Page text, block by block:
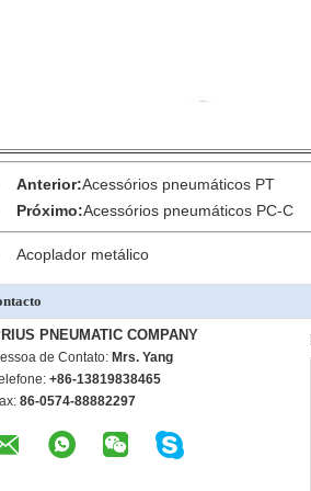
Anterior:Acessórios pneumáticos PT
Próximo:Acessórios pneumáticos PC-C
Acoplador metálico
PNEUMATIC COMPANY
de Contato: Mrs. Yang
+86-13819838465
86-0574-88882297